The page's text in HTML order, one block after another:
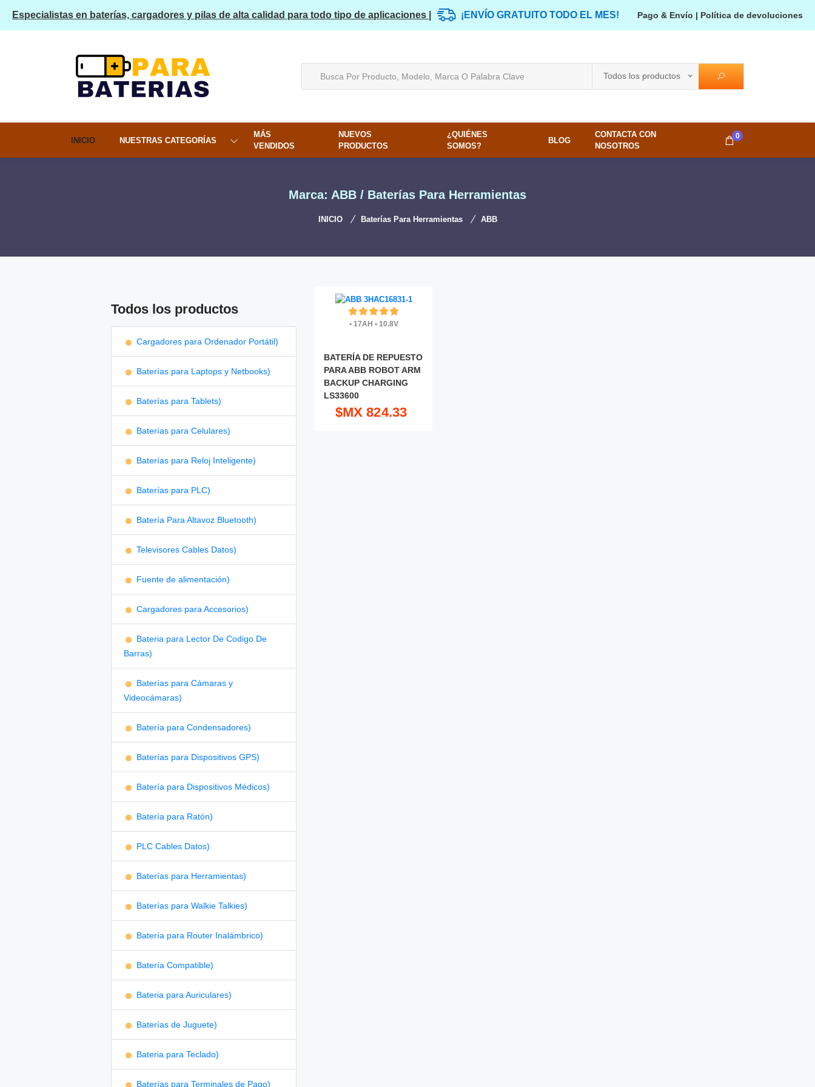
Especialistas en baterías, cargadores y pilas de alta calidad para todo tipo de aplicaciones | ¡ENVÍO GRATUITO TODO EL MES! Pago & Envío | Política de devoluciones
Todos los productos
INICIO NUESTRAS CATEGORÍAS
MÁS
VENDIDOS
NUEVOS
PRODUCTOS
¿QUIÉNES
SOMOS?
BLOG
CONTACTA CON
NOSOTROS
0
Marca: ABB / Baterías Para Herramientas
INICIO Baterías Para Herramientas ABB
Todos los productos
Cargadores para Ordenador Portátil)
Baterías para Laptops y Netbooks)
Baterías para Tablets)
Baterías para Celulares)
Baterías para Reloj Inteligente)
Baterías para PLC)
Batería Para Altavoz Bluetooth)
Televisores Cables Datos)
Fuente de alimentación)
Cargadores para Accesorios)
Bateria para Lector De Codigo De
Barras)
Baterías para Cámaras y
Videocámaras)
Batería para Condensadores)
Baterías para Dispositivos GPS)
Batería para Dispositivos Médicos)
Batería para Ratón)
PLC Cables Datos)
Baterías para Herramientas)
Baterías para Walkie Talkies)
Batería para Router Inalámbrico)
Batería Compatible)
Bateria para Auriculares)
Baterías de Juguete)
Bateria para Teclado)
Baterías para Terminales de Pago)
•17AH •10.8V
BATERÍA DE REPUESTO
PARA ABB ROBOT ARM
BACKUP CHARGING
LS33600
$MX 824.33